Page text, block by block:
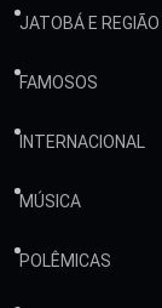
JATOBÁ E REGIÃO
FAMOSOS
INTERNACIONAL
MÚSICA
POLÊMICAS